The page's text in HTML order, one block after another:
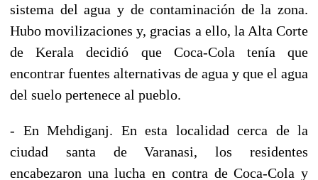
sistema del agua y de contaminación de la zona.
Hubo movilizaciones y, gracias a ello, la Alta Corte
de Kerala decidió que Coca-Cola tenía que
encontrar fuentes alternativas de agua y que el agua
del suelo pertenece al pueblo.
- En Mehdiganj. En esta localidad cerca de la
ciudad santa de Varanasi, los residentes
encabezaron una lucha en contra de Coca-Cola y